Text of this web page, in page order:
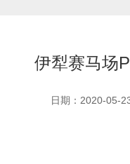
伊犁赛马场
日期：2020-05-